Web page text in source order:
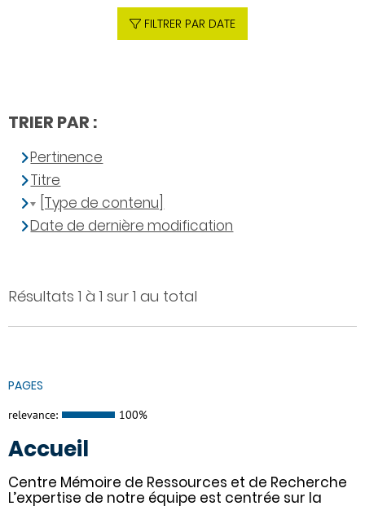
Résultats 1 à 1 sur 1 au total
PAGES
relevance: 100%
Accueil
Centre Mémoire de Ressources et de Recherche
L’expertise de notre équipe est centrée sur la
FILTRER PAR DATE
TRIER PAR :
Pertinence
Titre
[Type de contenu]
Date de dernière modification